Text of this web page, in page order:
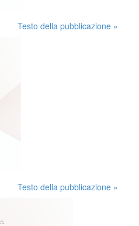
Testo della pubblicazione »
Testo della pubblicazione »